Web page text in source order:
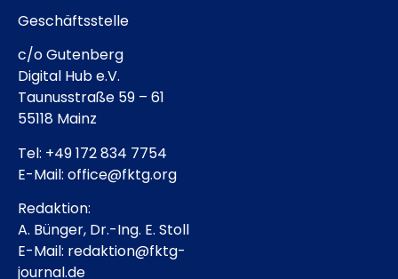
Geschäftsstelle
c/o Gutenberg
Digital Hub e.V.
Taunusstraße 59 – 61
55118 Mainz
Tel: +49 172 834 7754
E-Mail: office@fktg.org
Redaktion:
A. Bünger, Dr.-Ing. E. Stoll
E-Mail: redaktion@fktg-
journal.de